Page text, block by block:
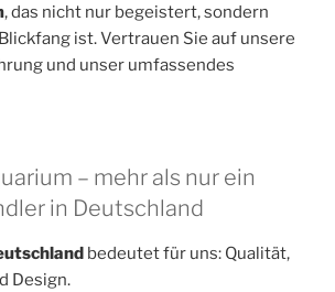
, das nicht nur begeistert, sondern
ist. Vertrauen Sie auf unsere
und unser umfassendes
– mehr als nur ein
in Deutschland
bedeutet für uns: Qualität,
Design.